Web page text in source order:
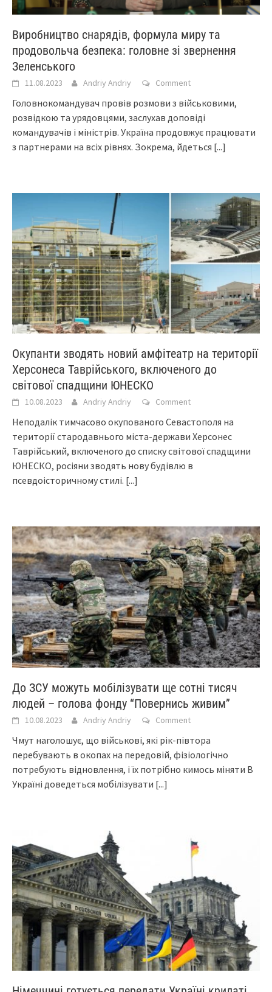
Виробництво снарядів, формула миру та
продовольча безпека: головне зі звернення
Зеленського
11.08.2023 Andriy Andriy Comment
Головнокомандувач провів розмови з військовими,
розвідкою та урядовцями, заслухав доповіді
командувачів і міністрів. Україна продовжує працювати
з партнерами на всіх рівнях. Зокрема, йдеться [...]
Окупанти зводять новий амфітеатр на території
Херсонеса Таврійського, включеного до
світової спадщини ЮНЕСКО
10.08.2023 Andriy Andriy Comment
Неподалік тимчасово окупованого Севастополя на
території стародавнього міста-держави Херсонес
Таврійський, включеного до списку світової спадщини
ЮНЕСКО, росіяни зводять нову будівлю в
псевдоісторичному стилі. [...]
До ЗСУ можуть мобілізувати ще сотні тисяч
людей – голова фонду “Повернись живим”
10.08.2023 Andriy Andriy Comment
Чмут наголошує, що військові, які рік-півтора
перебувають в окопах на передовій, фізіологічно
потребують відновлення, і їх потрібно кимось міняти В
Україні доведеться мобілізувати [...]